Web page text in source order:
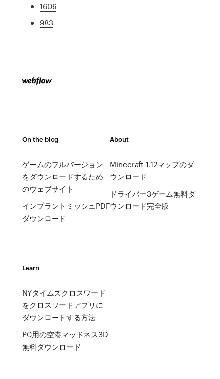
1606
983
On the blog
ゲームのフルバージョン
をダウンロードするため
のウェブサイト
インプラントミッシュPDF
ダウンロード
About
Minecraft 1.12マップのダ
ウンロード
ドライバー3ゲーム無料ダ
ウンロード完全版
Learn
NYタイムズクロスワード
をクロスワードアプリに
ダウンロードする方法
PC用の空港マッドネス3D
無料ダウンロード